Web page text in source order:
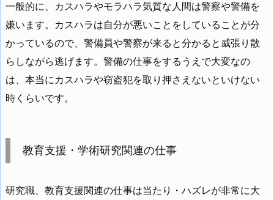
一般的に、カスハラやモラハラ気質な人間は警察や警備を
嫌います。カスハラは自分が悪いことをしていることが分
かっているので、警備員や警察が来ると分かると威張り散
らしながら逃げます。警備の仕事をするうえで大変なの
は、本当にカスハラや窃盗犯を取り押さえないといけない
時くらいです。
教育支援・学術研究関連の仕事
研究職、教育支援関連の仕事は当たり・ハズレが非常に大